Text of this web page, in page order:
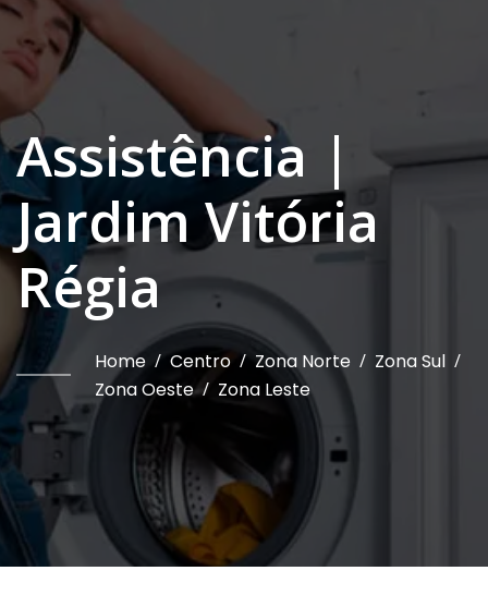
Assistência |
Jardim Vitória
Régia
Home / Centro / Zona Norte / Zona Sul /
Zona Oeste / Zona Leste